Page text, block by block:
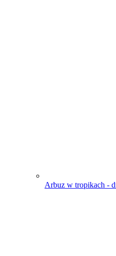
Arbuz w tropikach -